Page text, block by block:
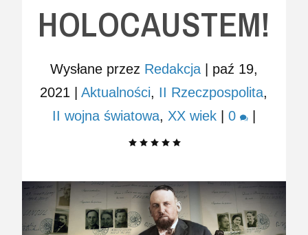
HOLOCAUSTEM!
Wysłane przez Redakcja| paź 19,
2021 |Aktualności, II Rzeczpospolita,
II wojna światowa, XX wiek| 0 |